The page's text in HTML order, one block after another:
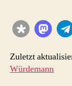
Zuletzt
Würdemann